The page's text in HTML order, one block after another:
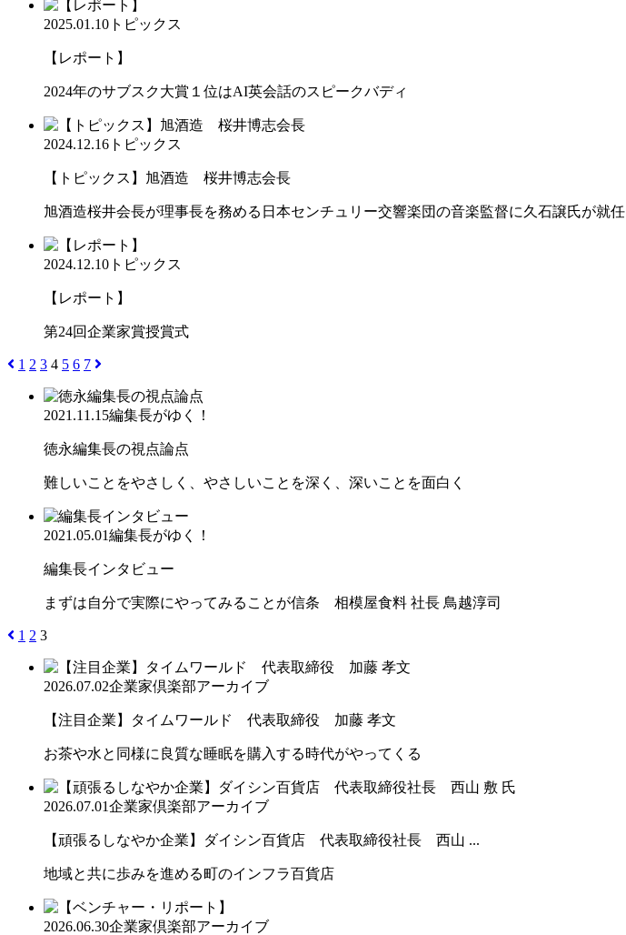
2025.01.10 トピックス
【レポート】
2024年のサブスク大賞１位はAI英会話のスピークバディ
2024.12.16 トピックス
【トピックス】旭酒造 桜井博志会長
旭酒造桜井会長が理事長を務める日本センチュリー交響楽団の音楽監督に久石譲氏が就任
2024.12.10 トピックス
【レポート】
第24回企業家賞授賞式
1 2 3 4 5 6 7
2021.11.15編集長がゆく！
徳永編集長の視点論点
難しいことをやさしく、やさしいことを深く、深いことを面白く
2021.05.01編集長がゆく！
編集長インタビュー
まずは自分で実際にやってみることが信条 相模屋食料 社長 鳥越淳司
1 2 3
2026.07.02企業家倶楽部アーカイブ
【注目企業】タイムワールド 代表取締役 加藤 孝文
お茶や水と同様に良質な睡眠を購入する時代がやってくる
2026.07.01企業家倶楽部アーカイブ
【頑張るしなやか企業】ダイシン百貨店 代表取締役社長 西山 ...
地域と共に歩みを進める町のインフラ百貨店
2026.06.30企業家倶楽部アーカイブ